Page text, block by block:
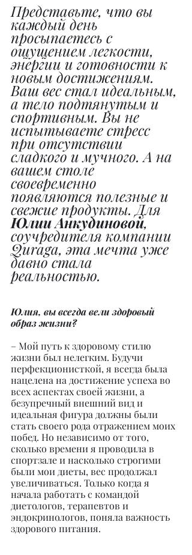
Представьте, что вы
каждый день
просыпаетесь с
ощущением легкости,
энергии и готовности к
новым достижениям.
Ваш вес стал идеальным,
а тело подтянутым и
спортивным. Вы не
испытываете стресс
при отсутствии
сладкого и мучного. А на
вашем столе
своевременно
появляются полезные и
свежие продукты. Для
Юлии Анкудиновой,
соучредителя компании
Quraga, эта мечта уже
давно стала
реальностью.
Юлия, вы всегда вели здоровый
образ жизни?
– Мой путь к здоровому стилю
жизни был нелегким. Будучи
перфекционисткой, я всегда была
нацелена на достижение успеха во
всех аспектах своей жизни, а
безупречный внешний вид и
идеальная фигура должны были
стать своего рода отражением моих
побед. Но независимо от того,
сколько времени я проводила в
спортзале и насколько строгими
были мои диеты, вес продолжал
увеличиваться. Только когда я
начала работать с командой
диетологов, терапевтов и
эндокринологов, поняла важность
здорового питания.